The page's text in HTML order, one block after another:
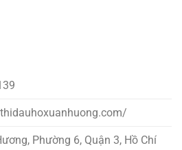
Phường 6, Quận 3, Hồ Chí